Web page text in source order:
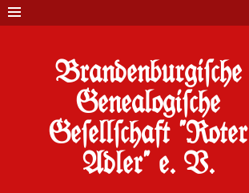
Brandenburgi#che
Genealogi#che
Ge#ell#chaft "Roter
Adler" e. V.